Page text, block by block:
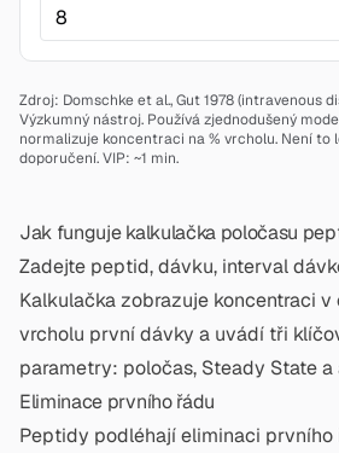
Zdroj: Domschke et al., Gut 1978 (intravenous
Výzkumný nástroj. Používá zjednodušený
normalizuje koncentraci na % vrcholu. Není to
doporučení.VIP: ~1 min.
Jak funguje kalkulačka poločasu
Zadejte peptid, dávku, interval
Kalkulačka zobrazuje koncentraci v
vrcholu první dávky a uvádí tři
parametry: poločas, Steady State a
Eliminace prvního řádu
Peptidy podléhají eliminaci prvního